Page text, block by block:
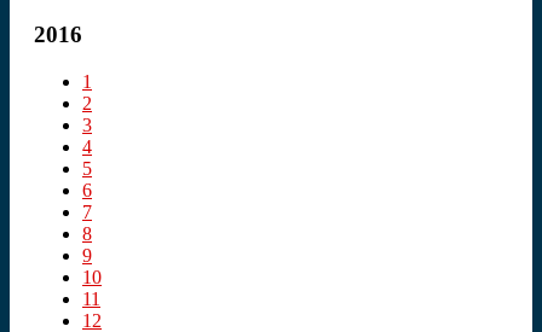
2016
1
2
3
4
5
6
7
8
9
10
11
12